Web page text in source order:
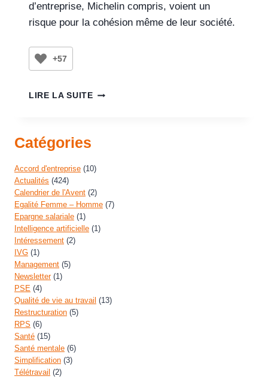
d’entreprise, Michelin compris, voient un
risque pour la cohésion même de leur société.
+57
LIRE LA SUITE
Catégories
Accord d'entreprise (10)
Actualités (424)
Calendrier de l'Avent (2)
Egalité Femme – Homme (7)
Epargne salariale (1)
Intelligence artificielle (1)
Intéressement (2)
IVG (1)
Management (5)
Newsletter(1)
PSE (4)
Qualité de vie au travail (13)
Restructuration (5)
RPS (6)
Santé (15)
Santé mentale (6)
Simplification (3)
Télétravail (2)